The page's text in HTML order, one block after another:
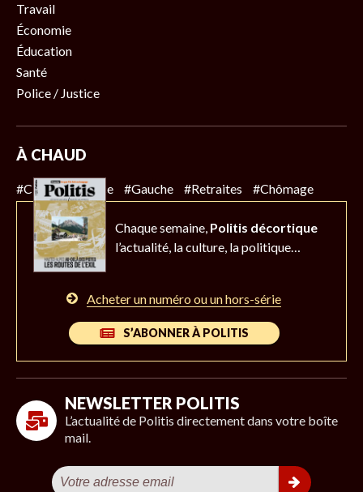
Travail
Économie
Éducation
Santé
Police / Justice
À CHAUD
#Climat #Police #Gauche #Retraites #Chômage
Chaque semaine, Politis décortique
l’actualité, la culture, la politique…
Acheter un numéro ou un hors-série
S’ABONNER À POLITIS
NEWSLETTER POLITIS
L’actualité de Politis directement dans votre boîte
mail.